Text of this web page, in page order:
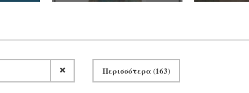
Περισσότερα (163)